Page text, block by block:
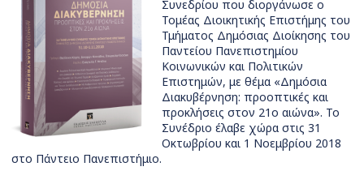
Συνεδρίου που διοργάνωσε ο
Τομέας Διοικητικής Επιστήμης του
Τμήματος Δημόσιας Διοίκησης του
Παντείου Πανεπιστημίου
Κοινωνικών και Πολιτικών
Επιστημών, με θέμα «Δημόσια
Διακυβέρνηση: προοπτικές και
προκλήσεις στον 21ο αιώνα». Το
Συνέδριο έλαβε χώρα στις 31
Οκτωβρίου και 1 Νοεμβρίου 2018
στο Πάντειο Πανεπιστήμιο.